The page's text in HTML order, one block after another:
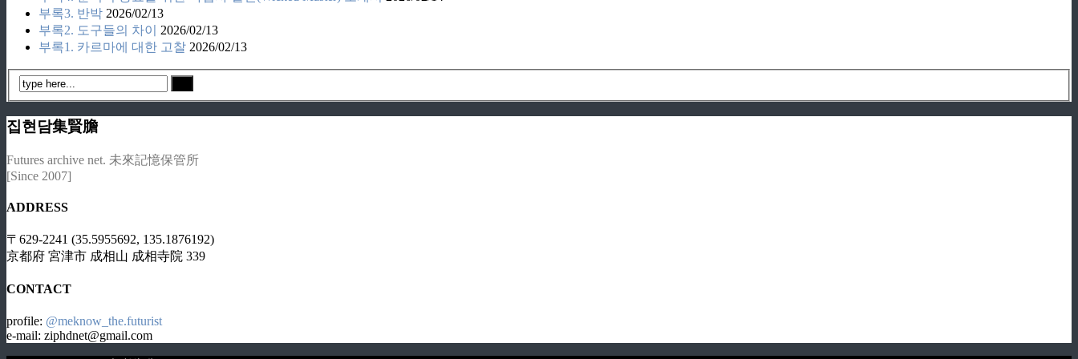
부록3. 반박 2026/02/13
부록2. 도구들의 차이
2026/02/13
부록1. 카르마에 대한 고찰 2026/02/13
집현담集賢膽
Futures archive net. 未來記憶保管所
[Since 2007]
ADDRESS
〒629-2241 (35.5955692, 135.1876192)
京都府 宮津市 成相山 成相寺院 339
CONTACT
profile: @meknow_the.futurist
e-mail: ziphdnet@gmail.com